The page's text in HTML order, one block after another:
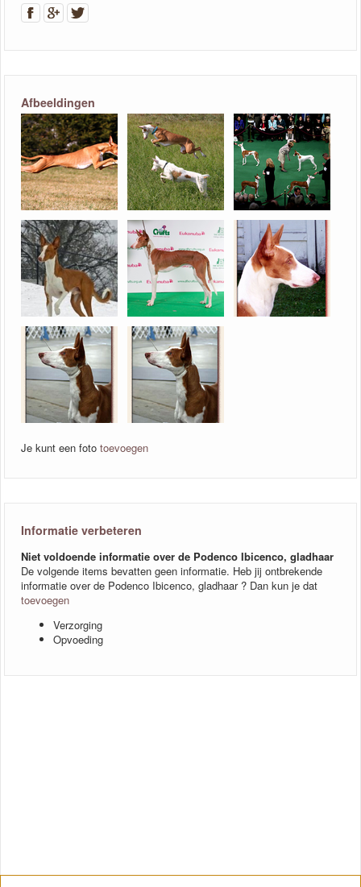
Afbeeldingen
Je kunt een foto toevoegen
Informatie verbeteren
Niet voldoende informatie over de Podenco Ibicenco, gladhaar
De volgende items bevatten geen informatie. Heb jij ontbrekende
informatie over de Podenco Ibicenco, gladhaar ? Dan kun je dat
toevoegen
Verzorging
Opvoeding